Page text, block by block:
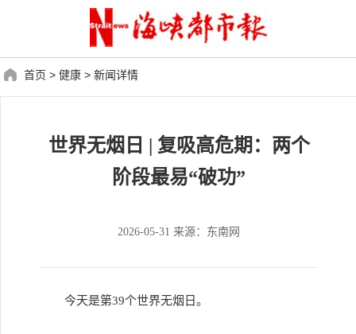
首页 > 健康 > 新闻详情
世界无烟日 | 复吸高危期：两个
阶段最易“破功”
2026-05-31 来源：东南网
今天是第39个世界无烟日。